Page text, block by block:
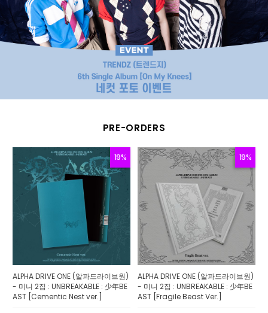
PRE-ORDERS
19%
ALPHA DRIVE ONE (알파드라이브원)
- 미니 2집 : UNBREAKABLE : 少年BE
AST [Cementic Nest ver.]
19%
ALPHA DRIVE ONE (알파드라이브원)
- 미니 2집 : UNBREAKABLE : 少年BE
AST [Fragile Beast Ver.]